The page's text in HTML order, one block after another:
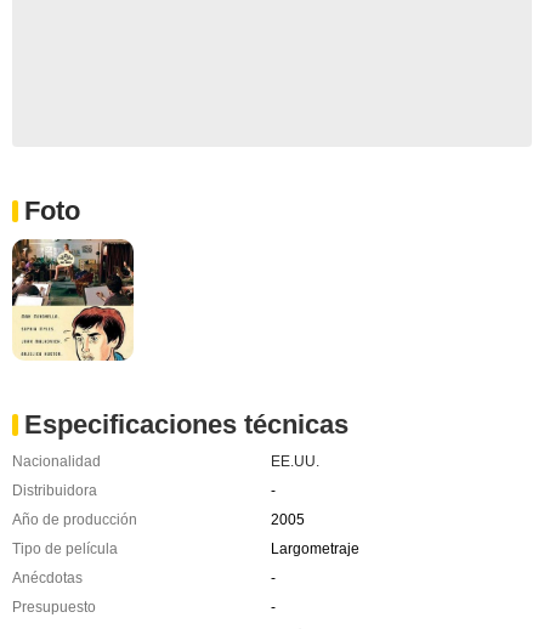
Foto
Especificaciones técnicas
Nacionalidad
EE.UU.
Distribuidora
-
Año de producción
2005
Tipo de película
Largometraje
Anécdotas
-
Presupuesto
-